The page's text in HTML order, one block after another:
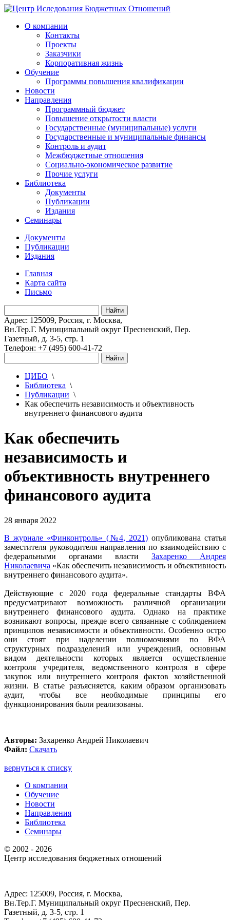
О компании
Контакты
Проекты
Заказчики
Корпоративная жизнь
Обучение
Программы повышения квалификации
Новости
Направления
Программный бюджет
Повышение открытости власти
Государственные (муниципальные) услуги
Государственные и муниципальные финансы
Контроль и аудит
Межбюджетные отношения
Социально-экономическое развитие
Прочие услуги
Библиотека
Документы
Публикации
Издания
Семинары
Документы
Публикации
Издания
Главная
Карта сайта
Письмо
Адрес: 125009, Россия, г. Москва,
Вн.Тер.Г. Муниципальный округ Пресненский, Пер.
Газетный, д. 3-5, стр. 1
Телефон: +7 (495) 600-41-72
ЦИБО \
Библиотека \
Публикации \
Как обеспечить независимость и объективность
внутреннего финансового аудита
Как обеспечить
независимость и
объективность внутреннего
финансового аудита
28 января 2022
В журнале «Финконтроль» (№4, 2021) опубликована статья
заместителя руководителя направления по взаимодействию с
федеральными органами власти Захаренко Андрея
Николаевича «Как обеспечить независимость и объективность
внутреннего финансового аудита».
Действующие с 2020 года федеральные стандарты ВФА
предусматривают возможность различной организации
внутреннего финансового аудита. Однако на практике
возникают вопросы, прежде всего связанные с соблюдением
принципов независимости и объективности. Особенно остро
они стоят при наделении полномочиями по ВФА
структурных подразделений или учреждений, основным
видом деятельности которых является осуществление
контроля учредителя, ведомственного контроля в сфере
закупок или внутреннего контроля фактов хозяйственной
жизни. В статье разъясняется, каким образом организовать
аудит, чтобы все необходимые принципы его
функционирования были реализованы.
Авторы: Захаренко Андрей Николаевич
Файл: Скачать
вернуться к списку
О компании
Обучение
Новости
Направления
Библиотека
Семинары
© 2002 - 2026
Центр иcследования бюджетных отношений
Адрес: 125009, Россия, г. Москва,
Вн.Тер.Г. Муниципальный округ Пресненский, Пер.
Газетный, д. 3-5, стр. 1